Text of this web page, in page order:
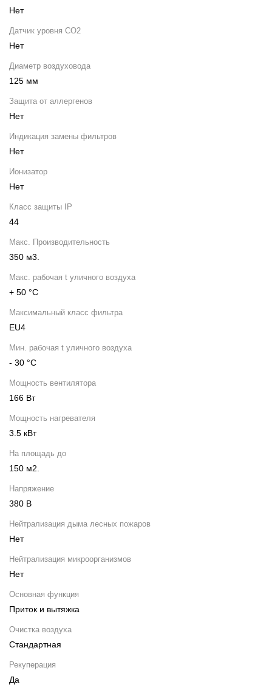
Нет
Датчик уровня СО2
Нет
Диаметр воздуховода
125 мм
Защита от аллергенов
Нет
Индикация замены фильтров
Нет
Ионизатор
Нет
Класс защиты IP
44
Макс. Производительность
350 м3.
Макс. рабочая t уличного воздуха
+ 50 °С
Максимальный класс фильтра
EU4
Мин. рабочая t уличного воздуха
- 30 °С
Мощность вентилятора
166 Вт
Мощность нагревателя
3.5 кВт
На площадь до
150 м2.
Напряжение
380 В
Нейтрализация дыма лесных пожаров
Нет
Нейтрализация микроорганизмов
Нет
Основная функция
Приток и вытяжка
Очистка воздуха
Стандартная
Рекуперация
Да